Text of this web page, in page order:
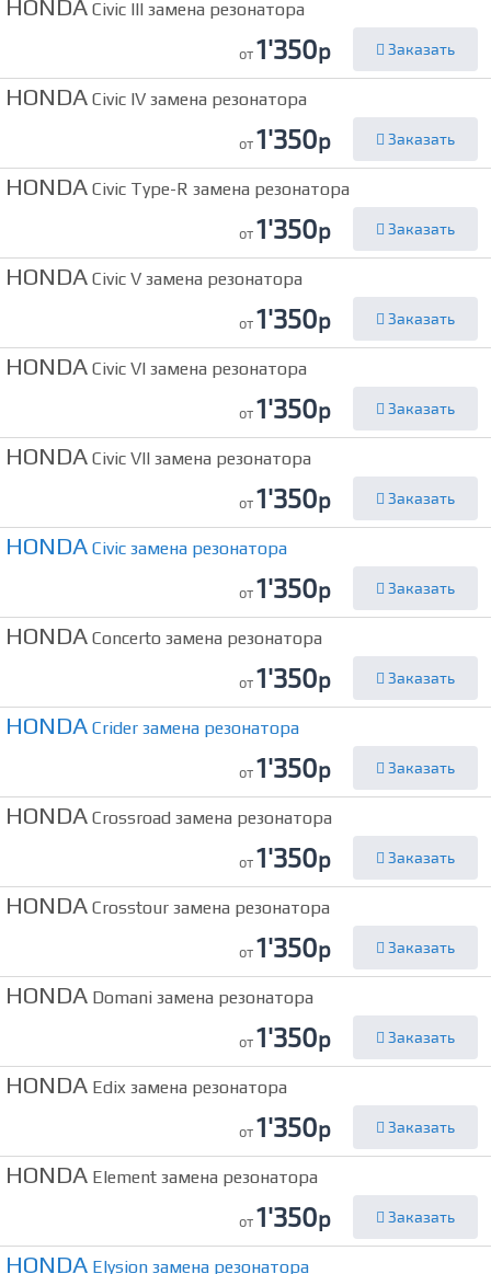
HONDA Civic III замена резонатора
от1'350р Заказать
HONDA Civic IV замена резонатора
от1'350р Заказать
HONDA Civic Type-R замена резонатора
от1'350р Заказать
HONDA Civic V замена резонатора
от1'350р Заказать
HONDA Civic VI замена резонатора
от1'350р Заказать
HONDA Civic VII замена резонатора
от1'350р Заказать
HONDA Civic замена резонатора
от1'350р Заказать
HONDA Concerto замена резонатора
от1'350р Заказать
HONDA Crider замена резонатора
от1'350р Заказать
HONDA Crossroad замена резонатора
от1'350р Заказать
HONDA Crosstour замена резонатора
от1'350р Заказать
HONDA Domani замена резонатора
от1'350р Заказать
HONDA Edix замена резонатора
от1'350р Заказать
HONDA Element замена резонатора
от1'350р Заказать
HONDA Elysion замена резонатора